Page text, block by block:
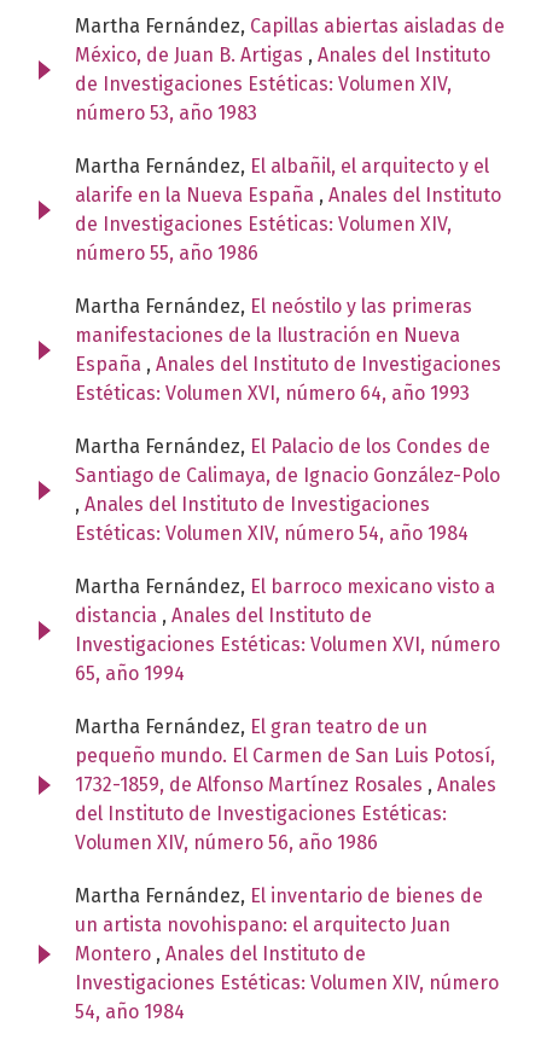
Martha Fernández, Capillas abiertas aisladas de
México, de Juan B. Artigas , Anales del Instituto
de Investigaciones Estéticas: Volumen XIV,
número 53, año 1983
Martha Fernández, El albañil, el arquitecto y el
alarife en la Nueva España , Anales del Instituto
de Investigaciones Estéticas: Volumen XIV,
número 55, año 1986
Martha Fernández, El neóstilo y las primeras
manifestaciones de la Ilustración en Nueva
España , Anales del Instituto de Investigaciones
Estéticas: Volumen XVI, número 64, año 1993
Martha Fernández, El Palacio de los Condes de
Santiago de Calimaya, de Ignacio González-Polo
, Anales del Instituto de Investigaciones
Estéticas: Volumen XIV, número 54, año 1984
Martha Fernández, El barroco mexicano visto a
distancia , Anales del Instituto de
Investigaciones Estéticas: Volumen XVI, número
65, año 1994
Martha Fernández, El gran teatro de un
pequeño mundo. El Carmen de San Luis Potosí,
1732-1859, de Alfonso Martínez Rosales , Anales
del Instituto de Investigaciones Estéticas:
Volumen XIV, número 56, año 1986
Martha Fernández, El inventario de bienes de
un artista novohispano: el arquitecto Juan
Montero , Anales del Instituto de
Investigaciones Estéticas: Volumen XIV, número
54, año 1984